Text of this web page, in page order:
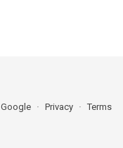
Google Privacy Terms